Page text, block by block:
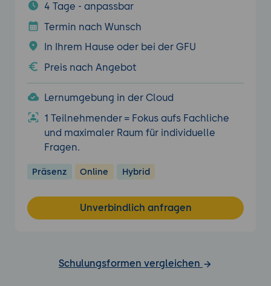
4 Tage - anpassbar
Termin nach Wunsch
In Ihrem Hause oder bei der GFU
Preis nach Angebot
Lernumgebung in der Cloud
1 Teilnehmender = Fokus aufs Fachliche
und maximaler Raum für individuelle
Fragen.
Präsenz Online Hybrid
Unverbindlich anfragen
Schulungsformen vergleichen